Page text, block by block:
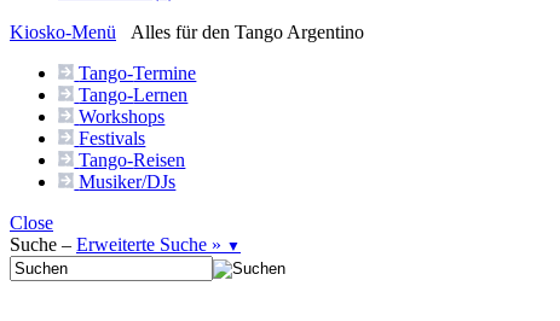
Kiosko-Menü
Alles für den Tango Argentino
Tango-Termine
Tango-Lernen
Workshops
Festivals
Tango-Reisen
Musiker/DJs
Close
Suche – Erweiterte Suche » ▼